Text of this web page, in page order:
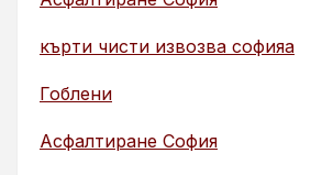
кърти чисти извозва софияа
Гоблени
Асфалтиране София